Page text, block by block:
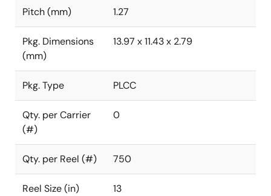
Pitch (mm) 1.27
Pkg. Dimensions
(mm)
13.97 x 11.43 x 2.79
Pkg. Type PLCC
Qty. per Carrier
(#)
0
Qty. per Reel (#) 750
Reel Size (in) 13